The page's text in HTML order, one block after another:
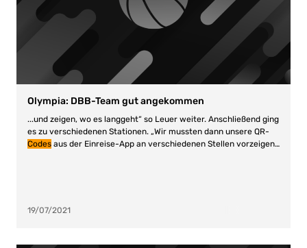
Olympia: DBB-Team gut angekommen
...und zeigen, wo es langgeht“ so Leuer weiter. Anschließend ging
es zu verschiedenen Stationen. „Wir mussten dann unsere QR-
Codes aus der Einreise-App an verschiedenen Stellen vorzeigen,
19/07/2021